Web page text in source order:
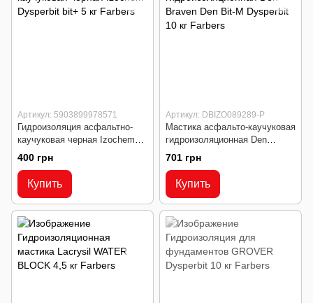
Артикул: 5903899978571
Гидроизоляция асфальтно-
каучуковая черная Izochem
Dysperbit bit+ 5 кг
400 грн
Купить
Артикул: DBIZO089289-P
Мастика асфальто-каучуковая
гидроизоляционная Den
Braven Den Bit-M Dysperbit 10
701 грн
Купить